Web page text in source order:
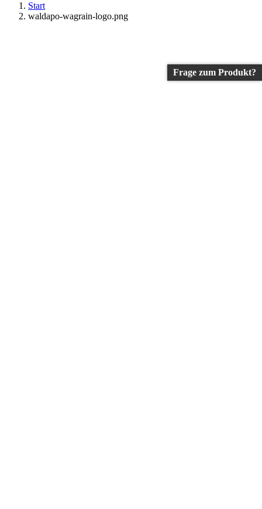
Start
waldapo-wagrain-logo.png
Frage zum Produkt?